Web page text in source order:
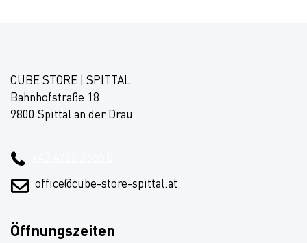
CUBE STORE | SPITTAL
Bahnhofstraße 18
9800 Spittal an der Drau
office@cube-store-spittal.at
Öffnungszeiten